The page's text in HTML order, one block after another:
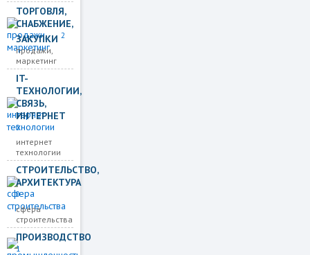
ТОРГОВЛЯ,
СНАБЖЕНИЕ,
ЗАКУПКИ2
продажи,
маркетинг
IT-
ТЕХНОЛОГИИ,
СВЯЗЬ,
ИНТЕРНЕТ
0
интернет
технологии
СТРОИТЕЛЬСТВО,
АРХИТЕКТУРА
0
сфера
строительства
ПРОИЗВОДСТВО
1